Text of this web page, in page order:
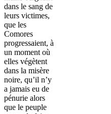
dans le sang de
leurs victimes,
que les
Comores
progressaient, à
un moment où
elles végètent
dans la misère
noire, qu’il n’y
a jamais eu de
pénurie alors
que le peuple